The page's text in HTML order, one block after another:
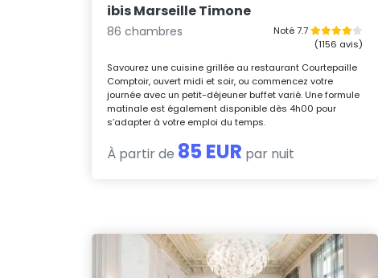
ibis Marseille Timone
86 chambres
Noté 7.7
(1156 avis)
Savourez une cuisine grillée au restaurant Courtepaille
Comptoir, ouvert midi et soir, ou commencez votre
journée avec un petit-déjeuner buffet varié. Une formule
matinale est également disponible dès 4h00 pour
s’adapter à votre emploi du temps.
À partir de 85 EUR par nuit